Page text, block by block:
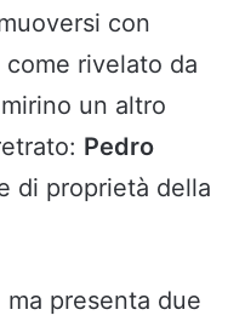
con
rivelato da
un altro
Pedro
di proprietà della
ma presenta due